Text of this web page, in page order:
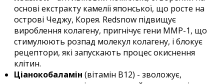
основі екстракту камелії японської, що росте на
острові Чеджу, Корея. Redsnow підвищує
вироблення колагену, пригнічує гени MMP-1, що
стимулюють розпад молекул колагену, і блокує
рецептори, які запускають процес окиснення
клітин.
Ціанокобаламін (вітамін B12) - зволожує,